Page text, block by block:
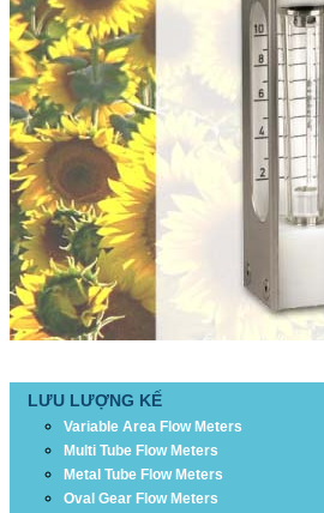
LƯU LƯỢNG KẾ
Variable Area Flow Meters
Multi Tube Flow Meters
Metal Tube Flow Meters
Oval Gear Flow Meters